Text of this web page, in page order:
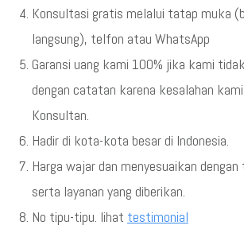
Konsultasi gratis melalui tatap muka
langsung), telfon atau WhatsApp
Garansi uang kami 100% jika kami
dengan catatan karena kesalahan
Konsultan.
Hadir di kota-kota besar di Indonesia.
Harga wajar dan menyesuaikan
serta layanan yang diberikan.
No tipu-tipu. lihat testimonial